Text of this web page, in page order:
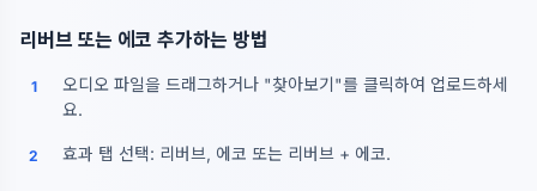
리버브 또는 에코 추가하는 방법
1
오디오 파일을 드래그하거나 "찾아보기"를 클릭하여 업로드하세
요.
2 효과 탭 선택: 리버브, 에코 또는 리버브 + 에코.